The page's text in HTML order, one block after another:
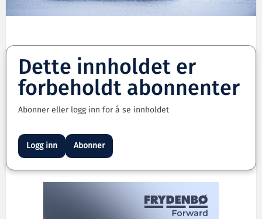
Dette innholdet er
forbeholdt abonnenter
Abonner eller logg inn for å se innholdet
Logg inn Abonner